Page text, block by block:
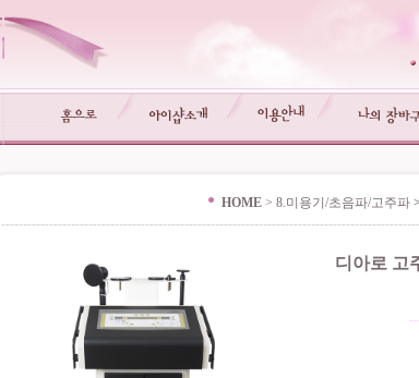
HOME > 8.미용기/초음파/고주파 >
디아로 고